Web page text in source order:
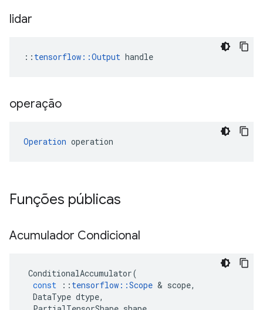
lidar
:: tensorflow::Output handle
operação
Operation operation
Funções públicas
Acumulador Condicional
ConditionalAccumulator(
const
:: tensorflow ::Scope & scope,
DataType dtype,